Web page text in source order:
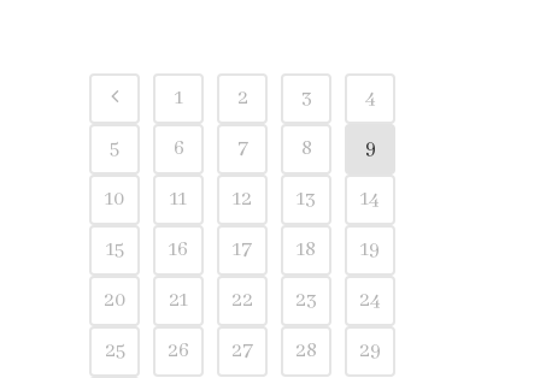
1 2 3
4
5
6 7 8
9
10
11 12 13
14
15
16 17 18
19
20
21 22 23
24
25
26 27 28 29